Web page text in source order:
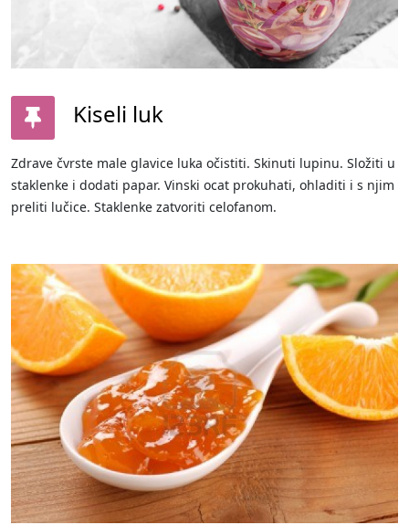
Kiseli luk
Zdrave čvrste male glavice luka očistiti. Skinuti lupinu. Složiti u
staklenke i dodati papar. Vinski ocat prokuhati, ohladiti i s njim
preliti lučice. Staklenke zatvoriti celofanom.